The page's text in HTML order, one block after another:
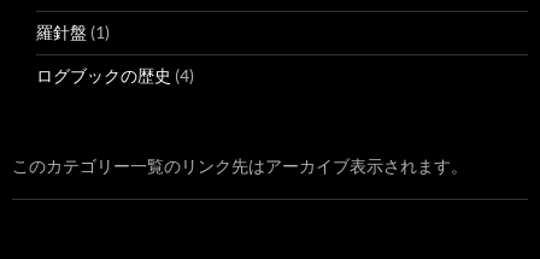
羅針盤 (1)
ログブックの歴史 (4)
このカテゴリー一覧のリンク先はアーカイブ表示されます。